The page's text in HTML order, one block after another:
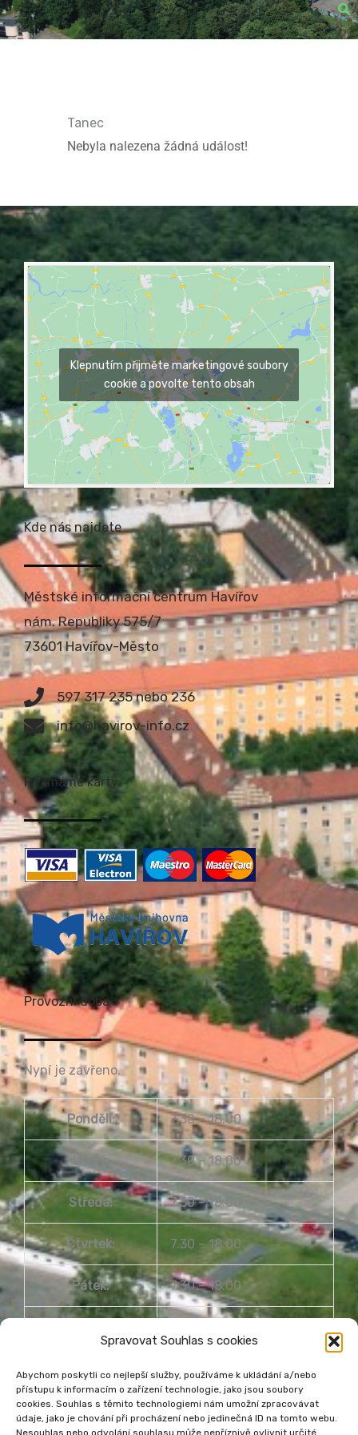
Spravovat Souhlas s cookies
Abychom poskytli co nejlepší služby, používáme k ukládání a/nebo
přístupu k informacím o zařízení technologie, jako jsou soubory
cookies. Souhlas s těmito technologiemi nám umožní zpracovávat
údaje, jako je chování při procházení nebo jedinečná ID na tomto webu.
Nesouhlas nebo odvolání souhlasu může nepříznivě ovlivnit určité
Tanec
Nebyla nalezena žádná událost!
Klepnutím přijměte marketingové soubory
cookie a povolte tento obsah
Kde nás najdete
Městské informační centrum Havířov
nám. Republiky 575/7
73601 Havířov-Město
597 317 235 nebo 236
info@havirov-info.cz
Přijímáme karty
Provozní doba
Nyní je zavřeno.
Pondělí: 7.30 – 18.00
Úterý: 7.30 – 18.00
Středa: 7.30 – 18.00
Čtvrtek: 7.30 – 18.00
Pátek: 7.30 – 18.00
Neděle: Zavřeno